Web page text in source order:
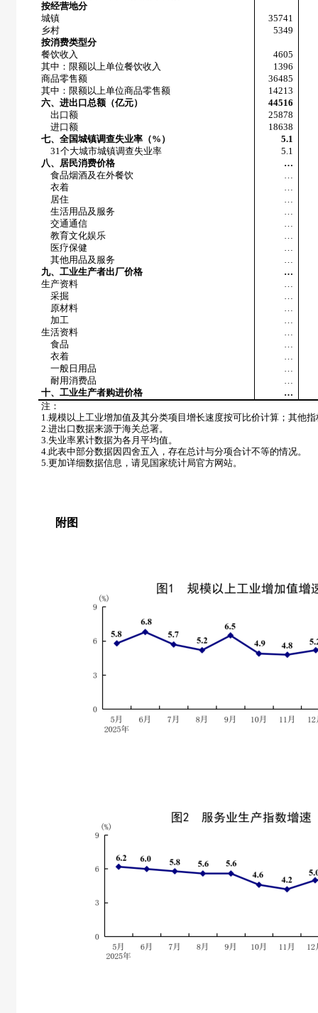
按经营地分
城镇
35741
乡村
5349
按消费类型分
餐饮收入
4605
其中：限额以上单位餐饮收入
1396
商品零售额
36485
其中：限额以上单位商品零售额
14213
六、进出口总额（亿元）
44516
出口额
25878
进口额
18638
七、全国城镇调查失业率（% ）
5.1
31个大城市城镇调查失业率
5.1
八、居民消费价格
…
食品烟酒及在外餐饮
…
衣着
…
居住
…
生活用品及服务
…
交通通信
…
教育文化娱乐
…
医疗保健
…
其他用品及服务
…
九、工业生产者出厂价格
…
生产资料
…
采掘
…
原材料
…
加工
…
生活资料
…
食品
…
衣着
…
一般日用品
…
耐用消费品
…
十、工业生产者购进价格
…
注：
1.规模以上工业增加值及其分类项目增长速度按可比价计算；其他
2.进出口数据来源于海关总署。
3.失业率累计数据为各月平均值。
4.此表中部分数据因四舍五入，存在总计与分项合计不等的情况。
5.更加详细数据信息，请见国家统计局官方网站。
附图